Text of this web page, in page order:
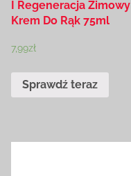
I Regeneracja Zimowy
Krem Do Rąk 75ml
7,99zł
Sprawdź teraz